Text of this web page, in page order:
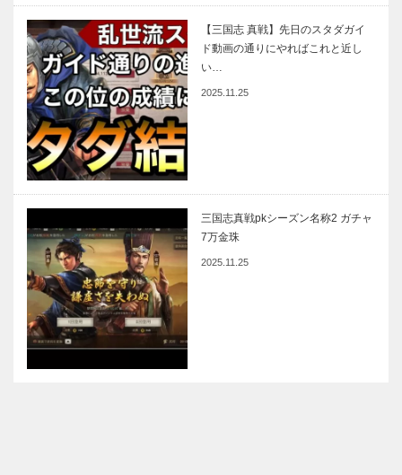
【三国志 真戦】先日のスタダガイ
ド動画の通りにやればこれと近し
い…
2025.11.25
三国志真戦pkシーズン名称2 ガチャ
7万金珠
2025.11.25